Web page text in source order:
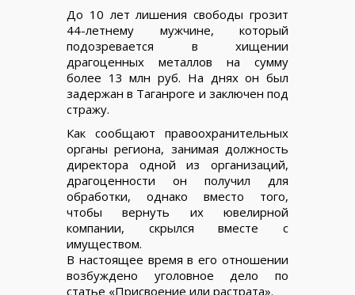
До 10 лет лишения свободы грозит
44-летнему мужчине, который
подозревается в хищении
драгоценных металлов на сумму
более 13 млн руб. На днях он был
задержан в Таганроге и заключен под
стражу.
Как сообщают правоохранительных
органы региона, занимая должность
директора одной из организаций,
драгоценности он получил для
обработки, однако вместо того,
чтобы вернуть их ювелирной
компании, скрылся вместе с
имуществом.
В настоящее время в его отношении
возбуждено уголовное дело по
статье «Присвоение или растрата».